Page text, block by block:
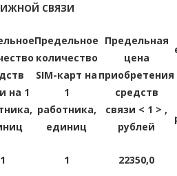
СВЯЗИ
на 1
Предельное
количество
SIM-карт на
1
работника,
единиц
Предельная
цена
приобретения
средств
связи < 1 > ,
рублей
1 1
22350,0